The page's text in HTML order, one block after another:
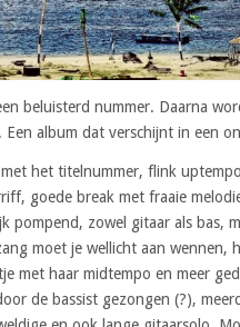
beluisterd nummer. Daarna
album dat verschijnt in een
het titelnummer, flink
goede break met fraaie
pompend, zowel gitaar als bas,
moet je wellicht aan wennen,
met haar midtempo en meer
de bassist gezongen (?),